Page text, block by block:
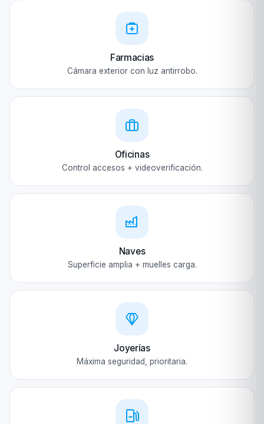
Farmacias
Cámara exterior con luz antirrobo.
Oficinas
Control accesos + videoverificación.
Naves
Superficie amplia + muelles carga.
Joyerías
Máxima seguridad, prioritaria.